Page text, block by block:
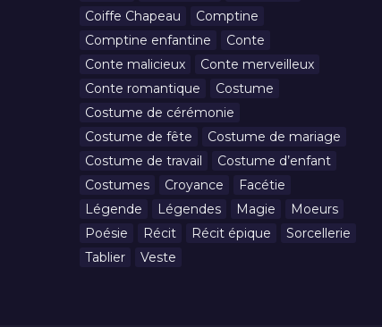
Coiffe Chapeau
Comptine
Comptine enfantine
Conte
Conte malicieux
Conte merveilleux
Conte romantique
Costume
Costume de cérémonie
Costume de fête
Costume de mariage
Costume de travail
Costume d’enfant
Costumes
Croyance
Facétie
Légende
Légendes Magie
Moeurs
Poésie
Récit Récit épique
Sorcellerie
Tablier
Veste